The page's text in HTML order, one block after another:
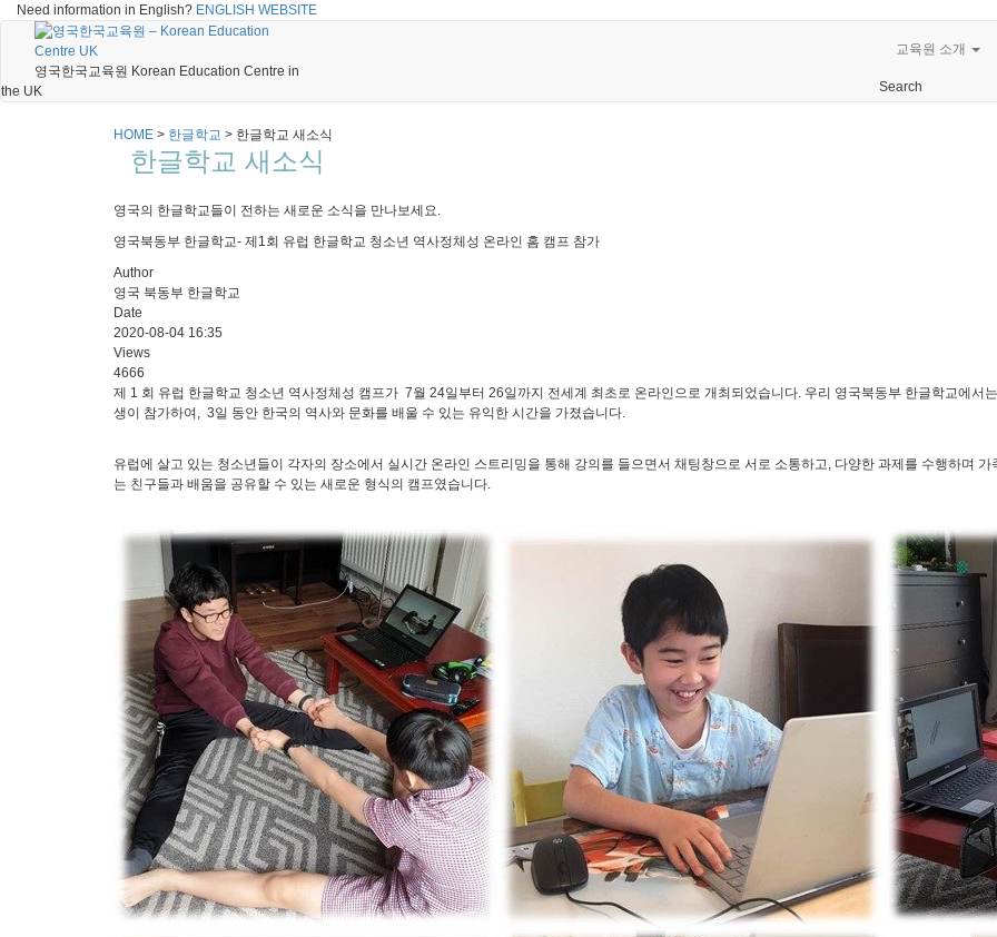
Need information in English? ENGLISH WEBSITE
영국한국교육원 Korean Education Centre in
the UK
교육원 소개
Search
HOME > 한글학교 > 한글학교 새소식
한글학교 새소식
영국의 한글학교들이 전하는 새로운 소식을 만나보세요.
영국북동부 한글학교- 제1회 유럽 한글학교 청소년 역사정체성 온라인 홈 캠프 참가
Author
영국 북동부 한글학교
Date
2020-08-04 16:35
Views
4666
제 1 회 유럽 한글학교 청소년 역사정체성 캠프가 7월 24일부터 26일까지 전세계 최초로 온라인으로 개최되었습니다. 우리 영국북동부 한글학교에서
생이 참가하여, 3일 동안 한국의 역사와 문화를 배울 수 있는 유익한 시간을 가졌습니다.
유럽에 살고 있는 청소년들이 각자의 장소에서 실시간 온라인 스트리밍을 통해 강의를 들으면서 채팅창으로 서로 소통하고, 다양한 과제를 수행하며 가
는 친구들과 배움을 공유할 수 있는 새로운 형식의 캠프였습니다.